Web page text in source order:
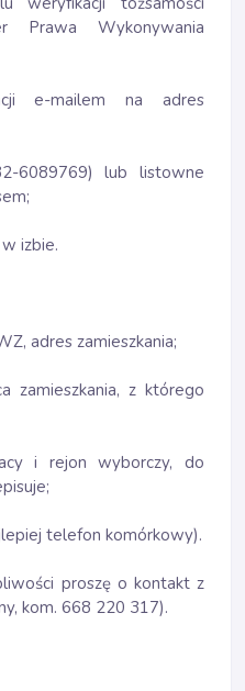
Prawa Wykonywania
e-mailem na adres
6089769) lub listowne
izbie.
adres zamieszkania;
zamieszkania, z którego
i rejon wyborczy, do
telefon komórkowy).
proszę o kontakt z
kom. 668 220 317).